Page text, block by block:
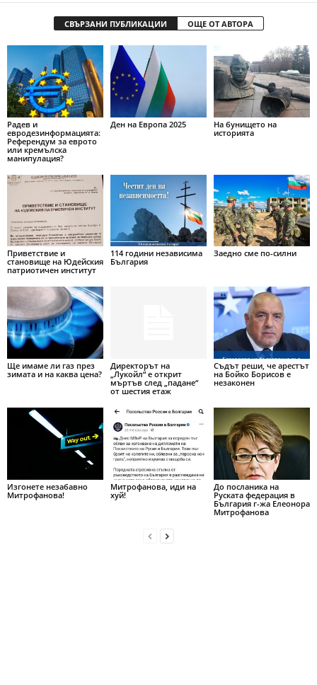
СВЪРЗАНИ ПУБЛИКАЦИИ ОЩЕ ОТ АВТОРА
Радев и
евродезинформацията:
Референдум за еврото
или кремълска
манипулация?
Ден на Европа 2025
На бунището на
историята
Приветствие и
становище на Юдейския
патриотичен институт
114 години независима
България
Заедно сме по-силни
Ще имаме ли газ през
зимата и на каква цена?
Директорът на
„Лукойл“ е открит
мъртъв след „падане“
от шестия етаж
Съдът реши, че арестът
на Бойко Борисов е
незаконен
Изгонете незабавно
Митрофанова!
Митрофанова, иди на
хуй!
До посланика на
Руската федерация в
България г-жа Елеонора
Митрофанова